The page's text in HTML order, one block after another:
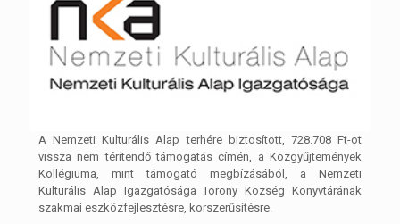
A Nemzeti Kulturális Alap terhére biztosított, 728.708 Ft-ot
vissza nem térítendő támogatás címén, a Közgyűjtemények
Kollégiuma, mint támogató megbízásából, a Nemzeti
Kulturális Alap Igazgatósága Torony Község Könyvtárának
szakmai eszközfejlesztésre, korszerűsítésre.